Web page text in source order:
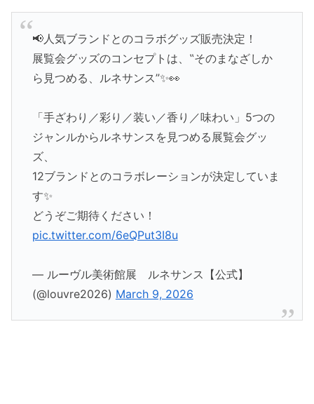
📢人気ブランドとのコラボグッズ販売決定！
展覧会グッズのコンセプトは、‟そのまなざしか
ら見つめる、ルネサンス”✨👀
「手ざわり／彩り／装い／香り／味わい」5つの
ジャンルからルネサンスを見つめる展覧会グッ
ズ、
12ブランドとのコラボレーションが決定していま
す✨
どうぞご期待ください！
pic.twitter.com/6eQPut3I8u
— ルーヴル美術館展 ルネサンス【公式】
(@louvre2026) March 9, 2026